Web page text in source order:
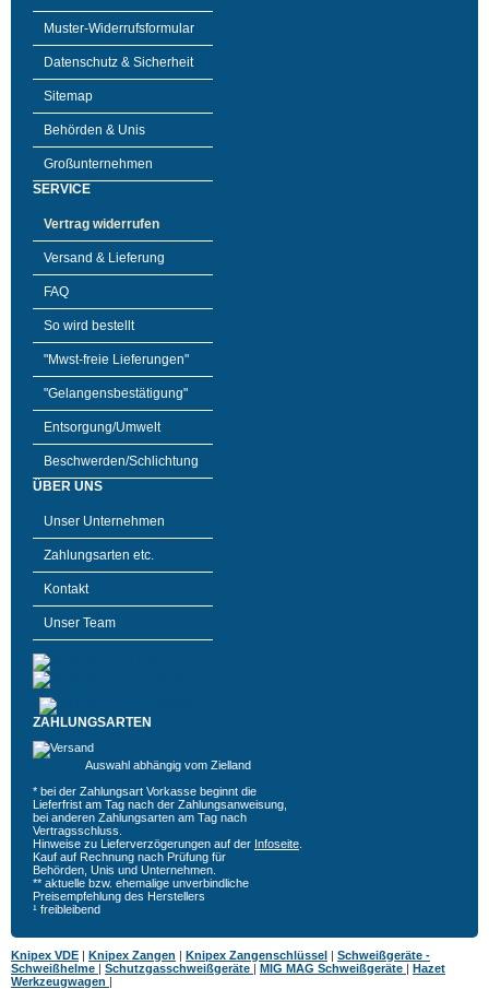
Muster-Widerrufsformular
Datenschutz & Sicherheit
Sitemap
Behörden & Unis
Großunternehmen
SERVICE
Vertrag widerrufen
Versand & Lieferung
FAQ
So wird bestellt
"Mwst-freie Lieferungen"
"Gelangensbestätigung"
Entsorgung/Umwelt
Beschwerden/Schlichtung
ÜBER UNS
Unser Unternehmen
Zahlungsarten etc.
Kontakt
Unser Team
ZAHLUNGSARTEN
Auswahl abhängig vom Zielland
* bei der Zahlungsart Vorkasse beginnt die
Lieferfrist am Tag nach der Zahlungsanweisung,
bei anderen Zahlungsarten am Tag nach
Vertragsschluss.
Hinweise zu Lieferverzögerungen auf der Infoseite
Kauf auf Rechnung nach Prüfung für
Behörden, Unis und Unternehmen.
** aktuelle bzw. ehemalige unverbindliche
Preisempfehlung des Herstellers
¹ freibleibend
Knipex VDE | Knipex Zangen | Knipex Zangenschlüssel | Schweißgeräte -
Schweißhelme | Schutzgasschweißgeräte | MIG MAG Schweißgeräte | Hazet
Werkzeugwagen |